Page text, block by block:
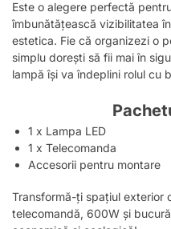
Este o alegere perfectă
îmbunătățească vizibilitatea
estetica. Fie că organizezi o
simplu dorești să fii mai în
lampă își va îndeplini rolul cu
1 x Lampa LED
1 x Telecomanda
Accesorii pentru montare
Transformă-ți spațiul exterior
telecomandă, 600W și